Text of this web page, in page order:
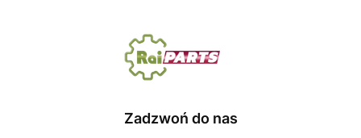
Zadzwoń do nas